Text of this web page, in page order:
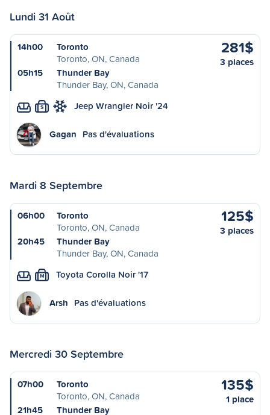
Lundi 31 Août
14h00
Toronto
Toronto, ON, Canada
05h15
Thunder Bay
Thunder Bay, ON, Canada
281$
3 places
S Jeep Wrangler Noir '24
Gagan Pas d'évaluations
Mardi 8 Septembre
06h00
Toronto
Toronto, ON, Canada
20h45
Thunder Bay
Thunder Bay, ON, Canada
125$
3 places
M Toyota Corolla Noir '17
Arsh Pas d'évaluations
Mercredi 30 Septembre
07h00
Toronto
Toronto, ON, Canada
21h45
Thunder Bay
135$
1 place